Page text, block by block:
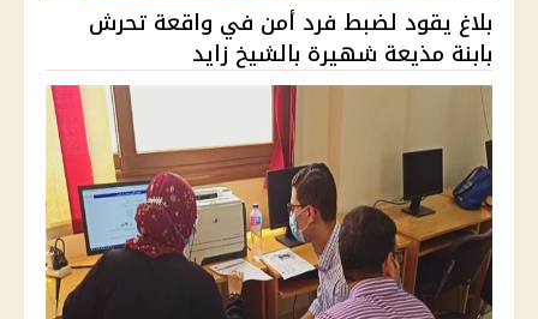
بلاغ يقود لضبط فرد أمن في واقعة تحرش
بابنة مذيعة شهيرة بالشيخ زايد